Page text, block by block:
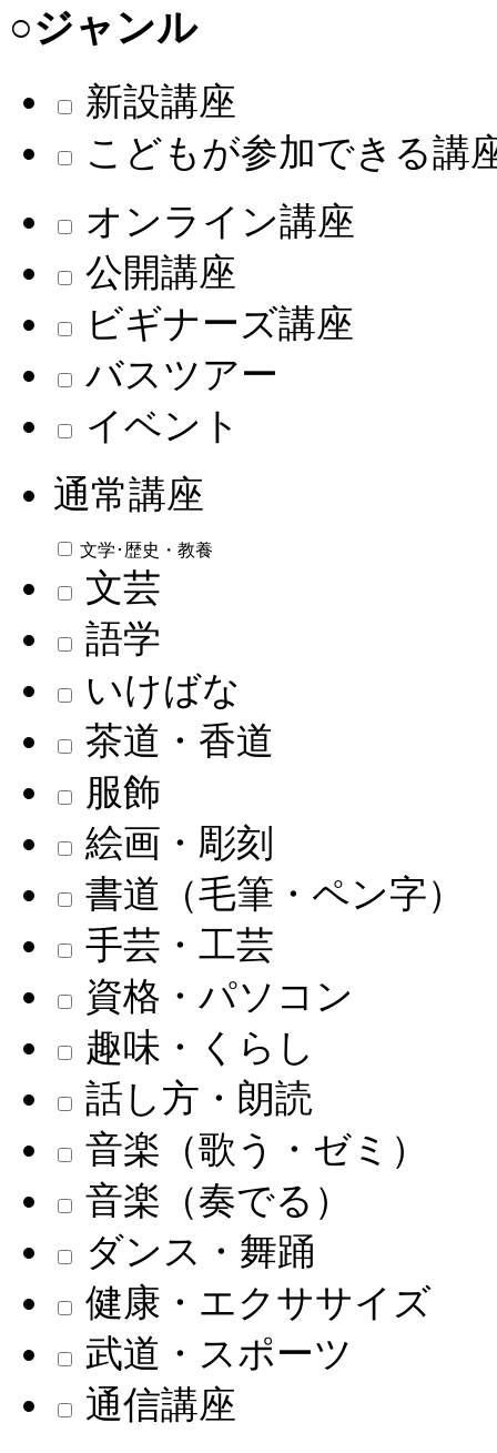
○ジャンル
新設講座
こどもが参加できる講
オンライン講座
公開講座
ビギナーズ講座
バスツアー
イベント
通常講座
文学･歴史・教養
文芸
語学
いけばな
茶道・香道
服飾
絵画・彫刻
書道（毛筆・ペン字）
手芸・工芸
資格・パソコン
趣味・くらし
話し方・朗読
音楽（歌う・ゼミ）
音楽（奏でる）
ダンス・舞踊
健康・エクササイズ
武道・スポーツ
通信講座